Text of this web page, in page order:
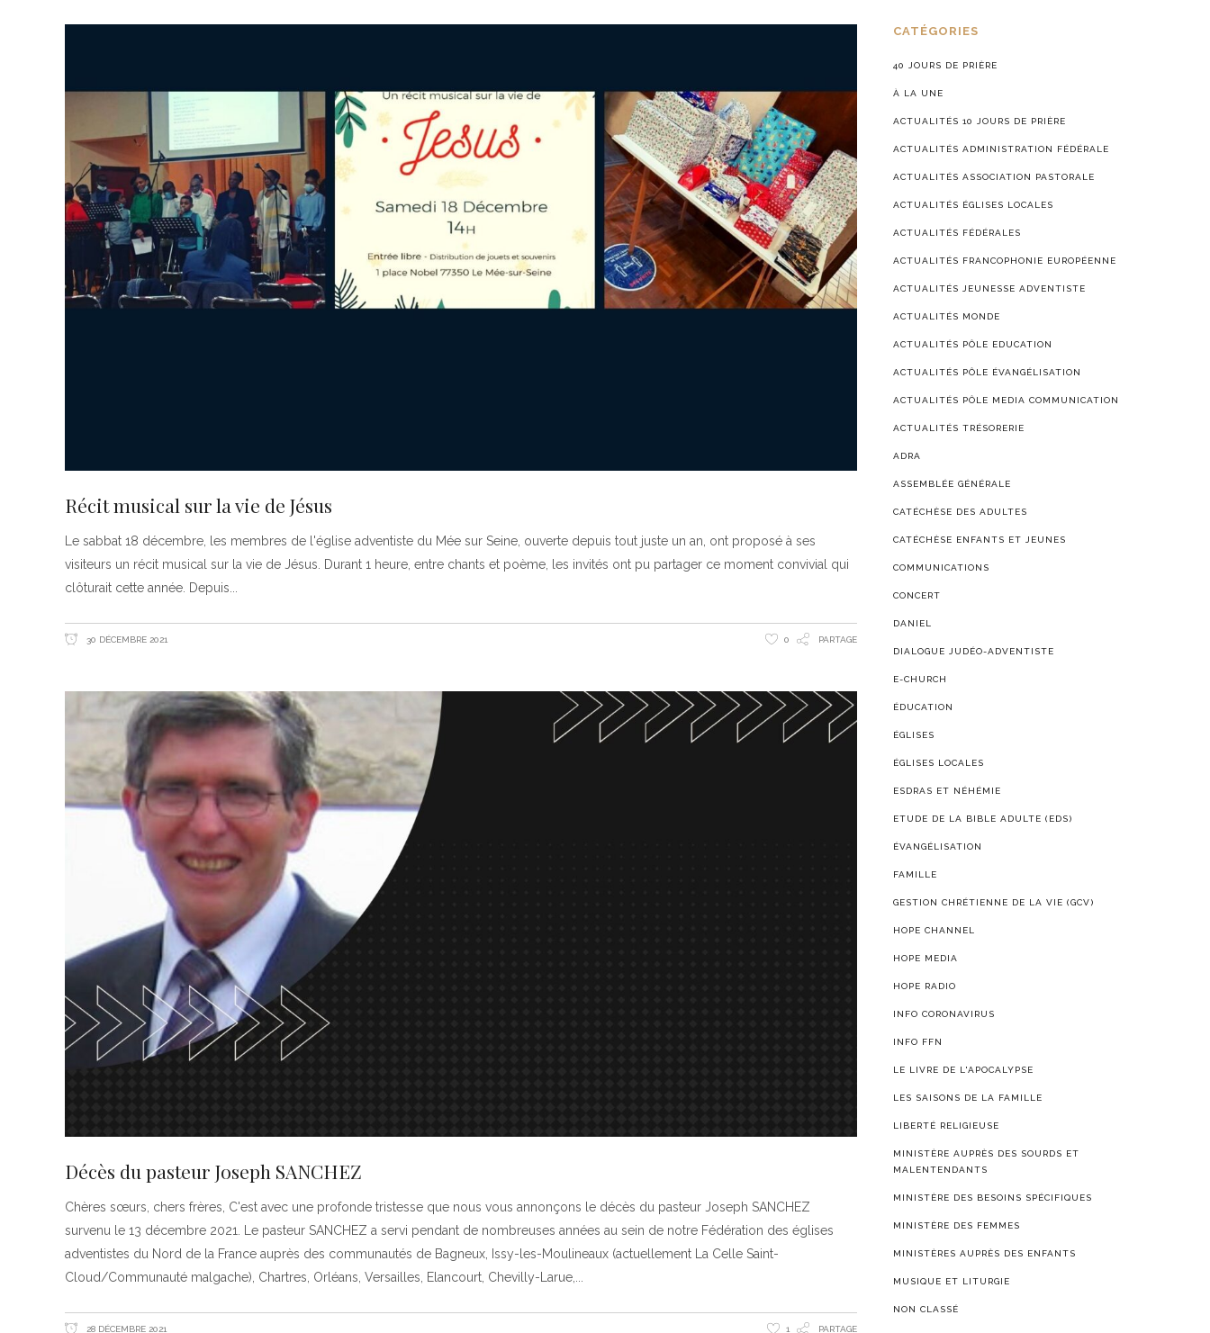
Récit musical sur la vie de Jésus
Le sabbat 18 décembre, les membres de l'église adventiste du Mée sur Seine, ouverte depuis tout juste un an, ont proposé à ses
visiteurs un récit musical sur la vie de Jésus. Durant 1 heure, entre chants et poème, les invités ont pu partager ce moment convivial qui
clôturait cette année. Depuis
30 DÉCEMBRE 2021 0 PARTAGE
Décès du pasteur Joseph SANCHEZ
Chères sœurs, chers frères, C'est avec une profonde tristesse que nous vous annonçons le décès du pasteur Joseph SANCHEZ
survenu le 13 décembre 2021. Le pasteur SANCHEZ a servi pendant de nombreuses années au sein de notre Fédération des églises
adventistes du Nord de la France auprès des communautés de Bagneux, Issy-les-Moulineaux (actuellement La Celle Saint-
Cloud/Communauté malgache), Chartres, Orléans, Versailles, Elancourt, Chevilly-Larue,
28 DÉCEMBRE 2021 1 PARTAGE
CATÉGORIES
40 JOURS DE PRIÈRE
À LA UNE
ACTUALITÉS 10 JOURS DE PRIÈRE
ACTUALITÉS ADMINISTRATION FÉDÉRALE
ACTUALITÉS ASSOCIATION PASTORALE
ACTUALITÉS ÉGLISES LOCALES
ACTUALITÉS FÉDÉRALES
ACTUALITÉS FRANCOPHONIE EUROPÉENNE
ACTUALITÉS JEUNESSE ADVENTISTE
ACTUALITÉS MONDE
ACTUALITÉS PÔLE EDUCATION
ACTUALITÉS PÔLE ÉVANGÉLISATION
ACTUALITÉS PÔLE MEDIA COMMUNICATION
ACTUALITÉS TRÉSORERIE
ADRA
ASSEMBLÉE GÉNÉRALE
CATÉCHÈSE DES ADULTES
CATÉCHÈSE ENFANTS ET JEUNES
COMMUNICATIONS
CONCERT
DANIEL
DIALOGUE JUDÉO-ADVENTISTE
E-CHURCH
ÉDUCATION
ÉGLISES
ÉGLISES LOCALES
ESDRAS ET NÉHÉMIE
ETUDE DE LA BIBLE ADULTE (EDS)
ÉVANGÉLISATION
FAMILLE
GESTION CHRÉTIENNE DE LA VIE (GCV)
HOPE CHANNEL
HOPE MEDIA
HOPE RADIO
INFO CORONAVIRUS
INFO FFN
LE LIVRE DE L'APOCALYPSE
LES SAISONS DE LA FAMILLE
LIBERTÉ RELIGIEUSE
MINISTÈRE AUPRÈS DES SOURDS ET
MALENTENDANTS
MINISTÈRE DES BESOINS SPÉCIFIQUES
MINISTÈRE DES FEMMES
MINISTÈRES AUPRÈS DES ENFANTS
MUSIQUE ET LITURGIE
NON CLASSÉ